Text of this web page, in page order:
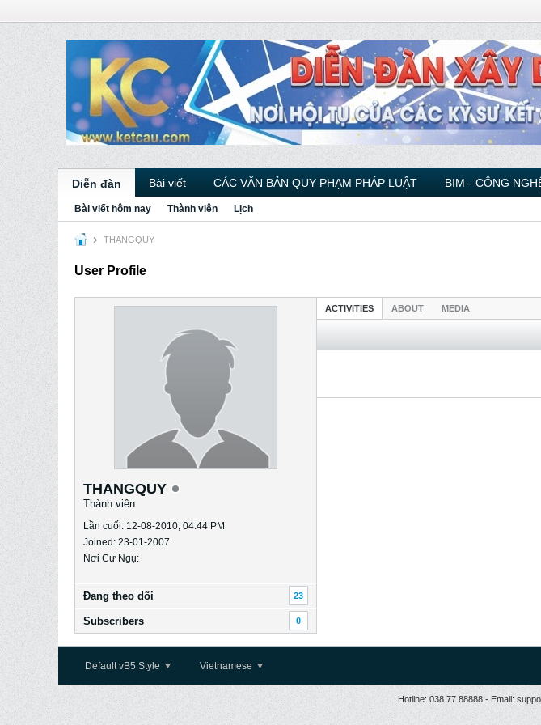
Diễn đàn Bài viết CÁC VĂN BẢN QUY PHẠM PHÁP LUẬT BIM - CÔNG
Bài viết hôm nay Thành viên Lịch
THANGQUY
User Profile
THANGQUY
Thành viên
Lần cuối: 12-08-2010, 04:44 PM
Joined: 23-01-2007
Nơi Cư Ngụ:
Ðang theo dõi 23
Subscribers 0
ACTIVITIES ABOUT MEDIA
Default vB5 Style Vietnamese
Hotline: 038.77 88888 - Email: